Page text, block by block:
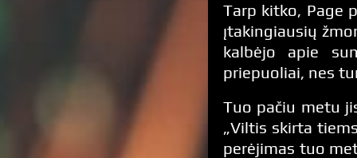
Tarp kitko, Page
įtakingiausių
kalbėjo apie
priepuoliai, nes
Tuo pačiu metu
„Viltis skirta
perėjimas tuo